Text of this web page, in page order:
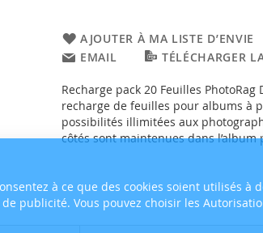
à ce que des cookies soient utilisés à
publicité. Vous pouvez choisir les
AJOUTER À MA LISTE D’ENVIE
EMAIL
TÉLÉCHARGER
Recharge pack 20 Feuilles
recharge de feuilles pour albums à
possibilités illimitées aux
côtés sont maintenues dans